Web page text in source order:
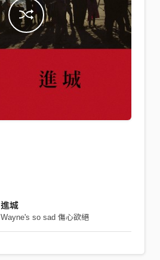
進城
Wayne's so sad 傷心欲絕